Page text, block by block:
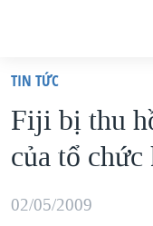
truy
cập
Tới
dung
VIỆT NAM
HOA KỲ
BIỂN ĐÔNG
TIN TỨC
Fiji bị thu
của tổ
02/05/2009